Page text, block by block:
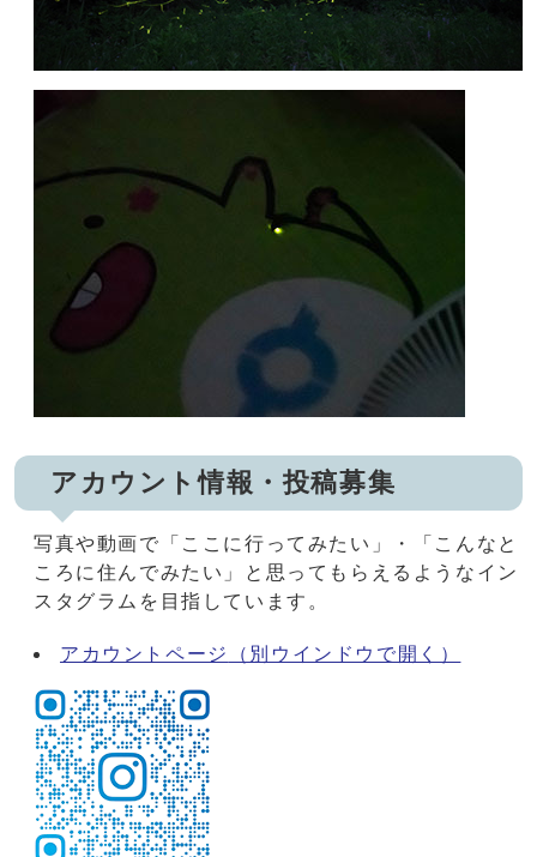
アカウント情報・投稿募集
写真や動画で「ここに行ってみたい」・「こんなと
ころに住んでみたい」と思ってもらえるようなイン
スタグラムを目指しています。
アカウントページ （別ウインドウで開く）